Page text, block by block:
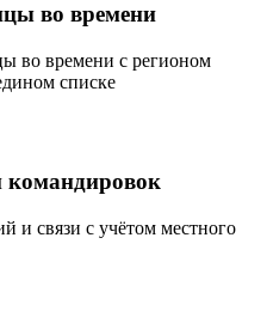
во времени
во времени с регионом
списке
командировок
и связи с учётом местного